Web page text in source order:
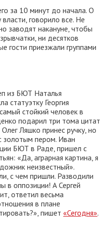
за 10 минут до начала. О
говорило все. Не
заводят накануне, чтобы
ни десятков
гости приезжали группами
из БЮТ Наталья
статуэтку Георгия
стойкий человек в
подарил три тома цитат
Ляшко принес ручку, но
золотым пером. Иван
БЮТ в Раде, пришел с
«Да, аграрная картина, я
неизвестный».
с чем пришли. Разводили
в оппозиции! А Сергей
ответил весьма
в плане
пишет«Сегодня».